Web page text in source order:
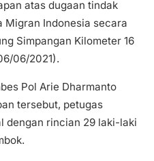
atas dugaan tindak
Migran Indonesia secara
Simpangan Kilometer 16
06/2021).
Pol Arie Dharmanto
tersebut, petugas
dengan rincian 29 laki-laki